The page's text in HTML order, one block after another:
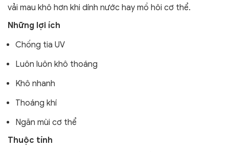
vải mau khô hơn khi dính nước hay mồ hôi cơ thể.
Những lợi ích
Chống tia UV
Luôn luôn khô thoáng
Khô nhanh
Thoáng khí
Ngăn mùi cơ thể
Thuộc tính